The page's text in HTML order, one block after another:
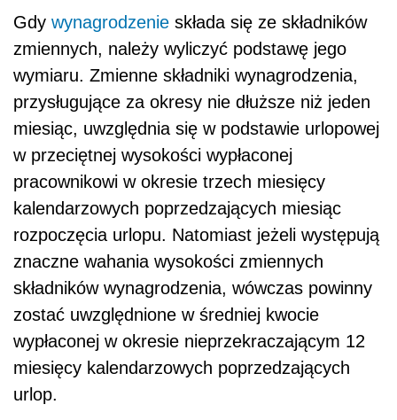
Gdy wynagrodzenie składa się ze składników
zmiennych, należy wyliczyć podstawę jego
wymiaru. Zmienne składniki wynagrodzenia,
przysługujące za okresy nie dłuższe niż jeden
miesiąc, uwzględnia się w podstawie urlopowej
w przeciętnej wysokości wypłaconej
pracownikowi w okresie trzech miesięcy
kalendarzowych poprzedzających miesiąc
rozpoczęcia urlopu. Natomiast jeżeli występują
znaczne wahania wysokości zmiennych
składników wynagrodzenia, wówczas powinny
zostać uwzględnione w średniej kwocie
wypłaconej w okresie nieprzekraczającym 12
miesięcy kalendarzowych poprzedzających
urlop.